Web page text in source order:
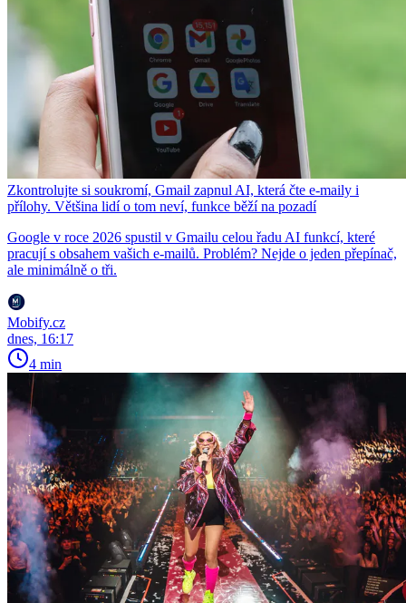
Zkontrolujte si soukromí, Gmail zapnul AI, která čte e-maily i
přílohy. Většina lidí o tom neví, funkce běží na pozadí
Google v roce 2026 spustil v Gmailu celou řadu AI funkcí, které
pracují s obsahem vašich e-mailů. Problém? Nejde o jeden přepínač,
ale minimálně o tři.
Mobify.cz
dnes, 16:17
4 min